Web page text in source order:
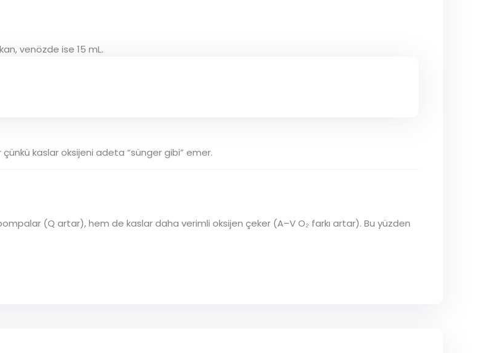
venözde ise 15 mL.
çünkü kaslar oksijeni adeta “sünger gibi” emer.
(Q artar), hem de kaslar daha verimli oksijen çeker (A–V O₂ farkı artar). Bu yüzden